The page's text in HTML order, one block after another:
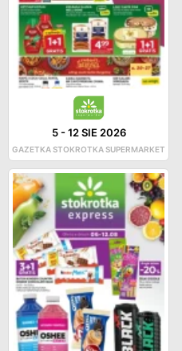
5-12 SIE 2026
GAZETKA STOKROTKA SUPERMARKET